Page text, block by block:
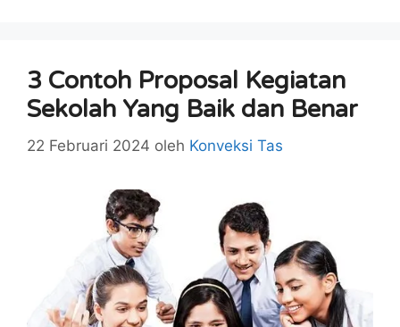
3 Contoh Proposal Kegiatan
Sekolah Yang Baik dan Benar
22 Februari 2024 oleh Konveksi Tas